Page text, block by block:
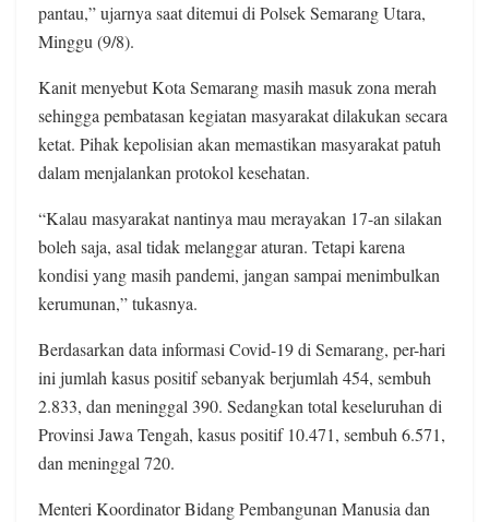
pantau,” ujarnya saat ditemui di Polsek Semarang Utara,
Minggu (9/8).
Kanit menyebut Kota Semarang masih masuk zona merah
sehingga pembatasan kegiatan masyarakat dilakukan secara
ketat. Pihak kepolisian akan memastikan masyarakat patuh
dalam menjalankan protokol kesehatan.
“Kalau masyarakat nantinya mau merayakan 17-an silakan
boleh saja, asal tidak melanggar aturan. Tetapi karena
kondisi yang masih pandemi, jangan sampai menimbulkan
kerumunan,” tukasnya.
Berdasarkan data informasi Covid-19 di Semarang, per-hari
ini jumlah kasus positif sebanyak berjumlah 454, sembuh
2.833, dan meninggal 390. Sedangkan total keseluruhan di
Provinsi Jawa Tengah, kasus positif 10.471, sembuh 6.571,
dan meninggal 720.
Menteri Koordinator Bidang Pembangunan Manusia dan